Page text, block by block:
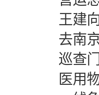
王建
去南
巡查
医用